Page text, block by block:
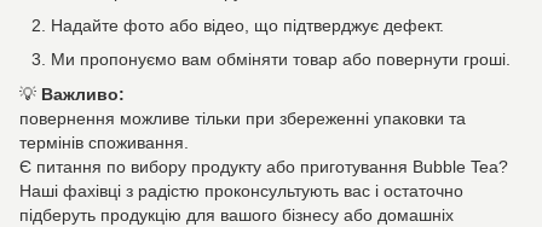
Надайте фото або відео, що підтверджує дефект.
Ми пропонуємо вам обміняти товар або повернути гроші.
💡 Важливо:
повернення можливе тільки при збереженні упаковки та
термінів споживання.
Є питання по вибору продукту або приготування Bubble Tea?
Наші фахівці з радістю проконсультують вас і остаточно
підберуть продукцію для вашого бізнесу або домашніх